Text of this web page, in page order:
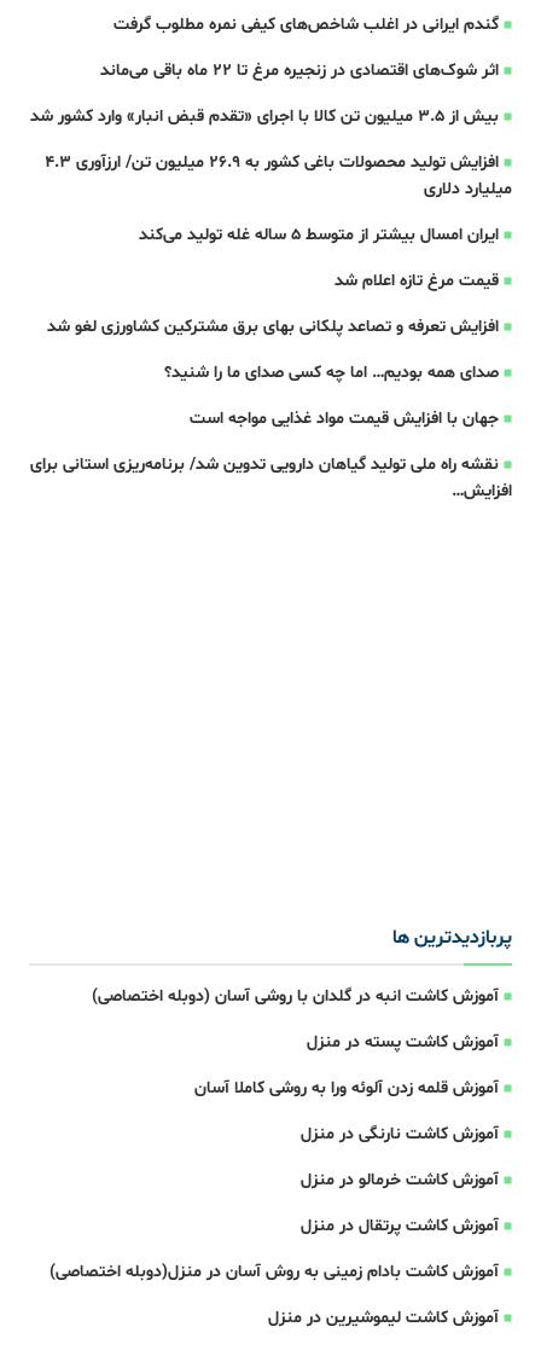
گندم ایرانی در اغلب شاخص‌های کیفی نمره مطلوب گرفت
اثر شوک‌های اقتصادی در زنجیره مرغ تا 22 ماه باقی می‌ماند
بیش از ۳.۵ میلیون تن کالا با اجرای «تقدم قبض انبار» وارد کشور شد
افزایش تولید محصولات باغی کشور به ۲۶.۹ میلیون تن/ ارزآوری ۴.۳
میلیارد دلاری
ایران امسال بیشتر از متوسط 5 ساله غله تولید می‌کند
قیمت مرغ تازه اعلام شد
افزایش تعرفه و تصاعد پلکانی بهای برق مشترکین کشاورزی لغو شد
صدای همه بودیم… اما چه کسی صدای ما را شنید؟
جهان با افزایش قیمت مواد غذایی مواجه است
نقشه راه ملی تولید گیاهان دارویی تدوین شد/ برنامه‌ریزی استانی برای
افزایش…
پربازدیدترین ها
آموزش کاشت انبه در گلدان با روشی آسان (دوبله اختصاصی)
آموزش کاشت پسته در منزل
آموزش قلمه زدن آلوئه ورا به روشی کاملا آسان
آموزش کاشت نارنگی در منزل
آموزش کاشت خرمالو در منزل
آموزش کاشت پرتقال در منزل
آموزش کاشت بادام زمینی به روش آسان در منزل(دوبله اختصاصی)
آموزش کاشت لیموشیرین در منزل